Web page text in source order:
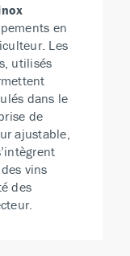
en
Les
utilisés
dans le
de
ajustable,
vins
des